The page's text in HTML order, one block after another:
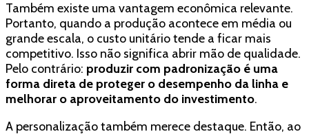
Também existe uma vantagem econômica relevante.
Portanto, quando a produção acontece em média ou
grande escala, o custo unitário tende a ficar mais
competitivo. Isso não significa abrir mão de qualidade.
Pelo contrário: produzir com padronização é uma
forma direta de proteger o desempenho da linha e
melhorar o aproveitamento do investimento.
A personalização também merece destaque. Então, ao